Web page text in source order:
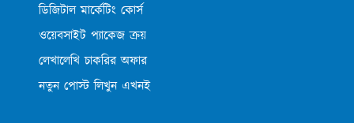
ডিজিটাল মার্কেটিং কোর্স
ওয়েবসাইট প্যাকেজ ক্রয়
লেখালেখি চাকরির অফার
নতুন পোস্ট লিখুন এখনই